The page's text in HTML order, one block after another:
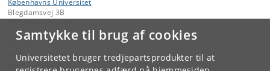
Samtykke til brug af cookies
Universitetet bruger tredjepartsprodukter til at
Blegdamsvej 3B
Institut for Klinisk Medicin